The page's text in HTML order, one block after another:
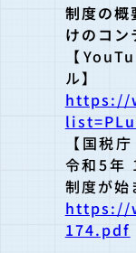
制度の概
けのコン
【
ル】
https://
【国税
令和5年
制度が始
https://
174.pdf